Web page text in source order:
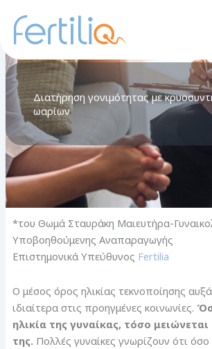
στο
περιεχόμενο
Διατήρηση γονιμότητας με
ωαρίων
*του Θωμά Σταυράκη Μαιευτήρα-
Υποβοηθούμενης Αναπαραγωγής
Επιστημονικά Υπεύθυνος Fertilia
Ο μέσος όρος ηλικίας τεκνοποίησης
ιδιαίτερα στις προηγμένες κοινωνίες.
ηλικία της γυναίκας, τόσο
της. Πολλές γυναίκες γνωρίζουν ότι